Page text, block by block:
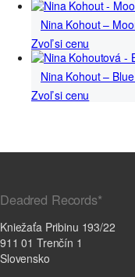
Nina Kohout –
Zvoľ si cenu
Nina Kohout –
Zvoľ si cenu
Deadred Records*
Kniežaťa Pribinu 193/22
911 01 Trenčín 1
Slovensko